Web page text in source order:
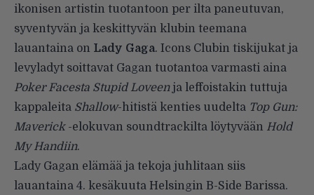
ikonisen artistin tuotantoon per ilta paneutuvan,
syventyvän ja keskittyvän klubin teemana
lauantaina on Lady Gaga. Icons Clubin tiskijukat ja
levyladyt soittavat Gagan tuotantoa varmasti aina
Poker Facesta Stupid Loveenja leffoistakin tuttuja
kappaleita Shallow-hitistä kenties uudelta Top Gun:
Maverick-elokuvan soundtrackilta löytyvään Hold
My Handiin.
Lady Gagan elämää ja tekoja juhlitaan siis
lauantaina 4. kesäkuuta Helsingin B-Side Barissa.